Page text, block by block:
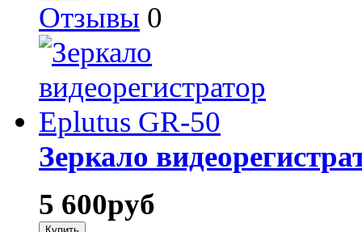
Отзывы 0
Зеркало
5 600руб